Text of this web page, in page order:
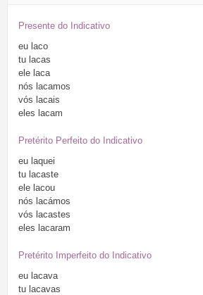
Presente do Indicativo
eu laco
tu lacas
ele laca
nós lacamos
vós lacais
eles lacam
Pretérito Perfeito do Indicativo
eu laquei
tu lacaste
ele lacou
nós lacámos
vós lacastes
eles lacaram
Pretérito Imperfeito do Indicativo
eu lacava
tu lacavas